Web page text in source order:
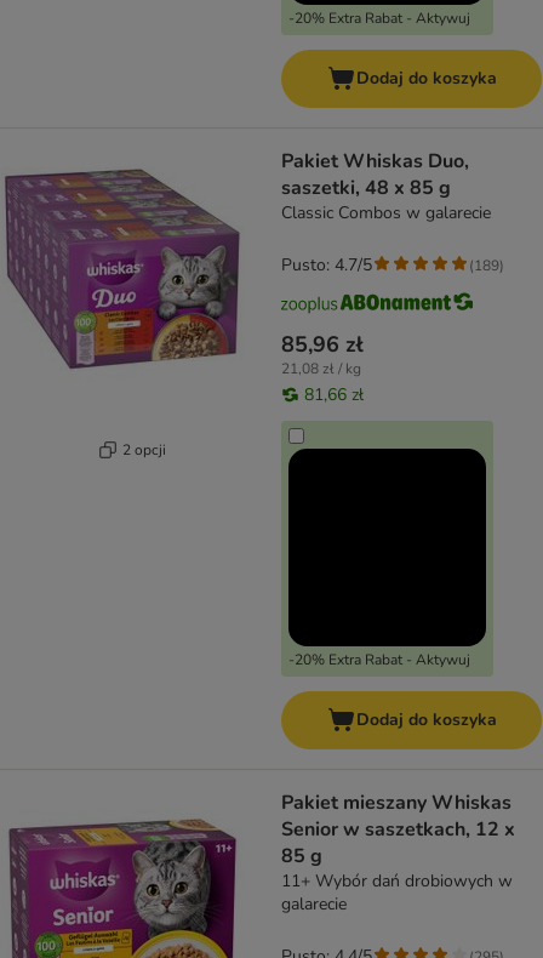
-20% Extra Rabat - Aktywuj
Dodaj do koszyka
2 opcji
Pakiet Whiskas Duo,
saszetki, 48 x 85 g
Classic Combos w galarecie
85,96 zł
21,08 zł / kg
81,66 zł
-20% Extra Rabat - Aktywuj
Pusto: 4.7/5 (189)
Dodaj do koszyka
Pakiet mieszany Whiskas
Senior w saszetkach, 12 x
85 g
11+ Wybór dań drobiowych w
galarecie